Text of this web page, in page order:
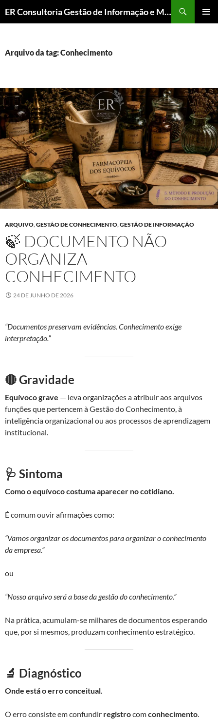
ER Consultoria Gestão de Informação e Memória Institucional
CONTEÚDO
Arquivo da tag: Conhecimento
ARQUIVO,GESTÃO DE CONHECIMENTO,GESTÃO DE INFORMAÇÃO
🍃 DOCUMENTO NÃO
ORGANIZA
CONHECIMENTO
24 DE JUNHO DE 2026
“Documentos preservam evidências. Conhecimento exige
interpretação.”
🔴 Gravidade
Equívoco grave — leva organizações a atribuir aos arquivos
funções que pertencem à Gestão do Conhecimento, à
inteligência organizacional ou aos processos de aprendizagem
institucional.
🩺 Sintoma
Como o equívoco costuma aparecer no cotidiano.
É comum ouvir afirmações como:
“Vamos organizar os documentos para organizar o conhecimento
da empresa.”
ou
“Nosso arquivo será a base da gestão do conhecimento.”
Na prática, acumulam-se milhares de documentos esperando
que, por si mesmos, produzam conhecimento estratégico.
🔬 Diagnóstico
Onde está o erro conceitual.
O erro consiste em confundir registrocomconhecimento